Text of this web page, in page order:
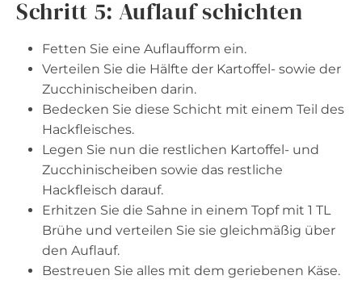
Schritt 5: Auflauf schichten
Fetten Sie eine Auflaufform ein.
Verteilen Sie die Hälfte der Kartoffel- sowie der
Zucchinischeiben darin.
Bedecken Sie diese Schicht mit einem Teil des
Hackfleisches.
Legen Sie nun die restlichen Kartoffel- und
Zucchinischeiben sowie das restliche
Hackfleisch darauf.
Erhitzen Sie die Sahne in einem Topf mit 1 TL
Brühe und verteilen Sie sie gleichmäßig über
den Auflauf.
Bestreuen Sie alles mit dem geriebenen Käse.